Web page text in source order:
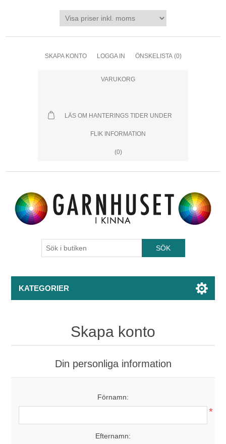
SKAPA KONTO LOGGA IN ÖNSKELISTA (0)
VARUKORG
LÄS OM HANTERINGS TIDER UNDER
FLIK INFORMATION
(0)
KATEGORIER
Skapa konto
Din personliga information
Förnamn:
*
Efternamn: